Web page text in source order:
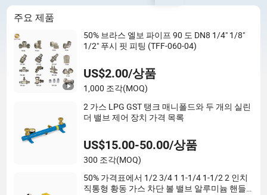
주요 제품
50% 브라스 엘보 파이프 90 도 DN8 1/4" 1/8"
1/2" 푸시 핏 피팅 (TFF-060-04)
US$2.00/상품
1,000 조각(MOQ)
2 가스 LPG GST 탱크 매니폴드와 두 개의 실린
더 밸브 제어 장치 가격 목록
US$15.00-50.00/상품
300 조각(MOQ)
50% 가격표에서 1/2 3/4 1 1-1/4 1-1/2 2 인치
직통형 황동 가스 차단 볼 밸브 알루미늄 핸들